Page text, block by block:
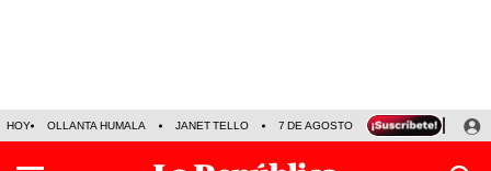
HOY OLLANTA HUMALA JANET TELLO 7 DE AGOSTO TINKA RESULTADOS